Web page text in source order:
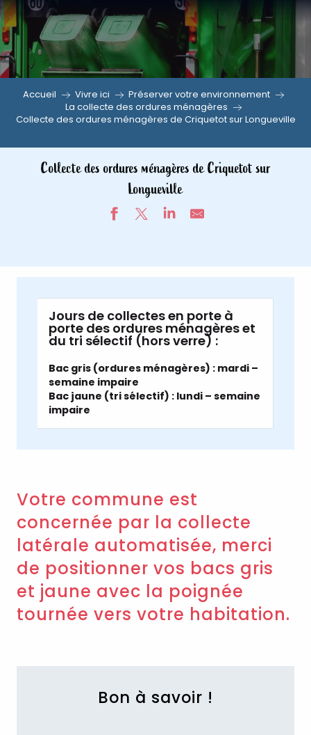
Aller
au
contenu
principal
Accueil Vivre ici
Préserver votre environnement
La collecte des ordures ménagères
Collecte des ordures ménagères de Criquetot sur Longueville
Collecte des ordures ménagères de Criquetot sur
Longueville
Jours de collectes en porte à
porte des ordures ménagères et
du tri sélectif (hors verre) :
Bac gris (ordures ménagères) : mardi –
semaine impaire
Bac jaune (tri sélectif) : lundi – semaine
impaire
Votre commune est
concernée par la collecte
latérale automatisée, merci
de positionner vos bacs gris
et jaune avec la poignée
tournée vers votre habitation.
Bon à savoir !